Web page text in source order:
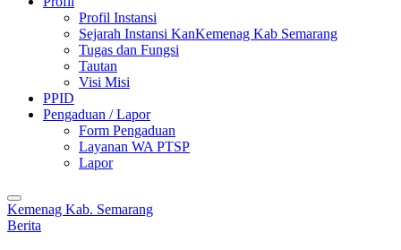
Profil Instansi
Sejarah Instansi KanKemenag Kab Semarang
Tugas dan Fungsi
Tautan
Visi Misi
PPID
Pengaduan / Lapor
Form Pengaduan
Layanan WA PTSP
Lapor
Kemenag Kab. Semarang
Berita